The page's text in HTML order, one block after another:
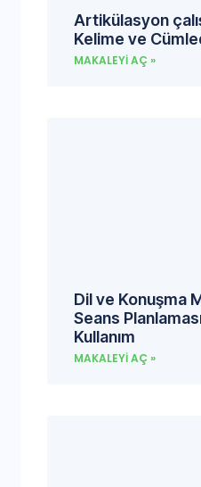
Artikülasyon
Kelime ve
MAKALEYI AÇ »
Dil ve Konuşma
Seans
Kullanım
MAKALEYI AÇ »